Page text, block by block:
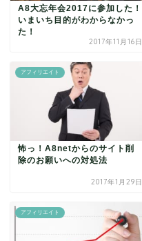
A8大忘年会2017に参加した！
いまいち目的がわからなかっ
た！
2017年11月16日
アフィリエイト
怖っ！A8netからのサイト削
除のお願いへの対処法
2017年1月29日
アフィリエイト